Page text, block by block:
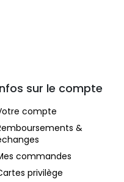
sur le compte
compte
&
commandes
privilège